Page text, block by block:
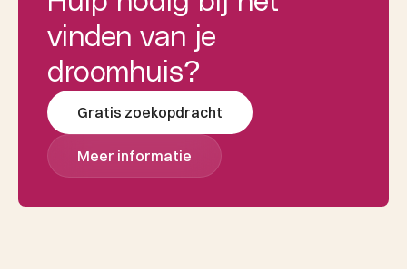
vinden van je
droomhuis?
Gratis zoekopdracht
Meer informatie